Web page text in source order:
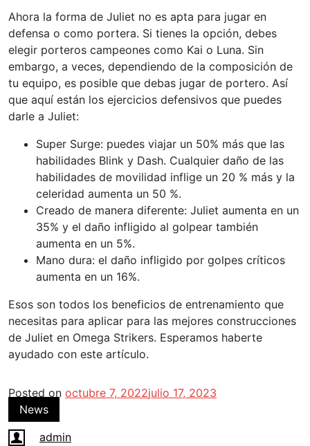
Ahora la forma de Juliet no es apta para jugar en
defensa o como portera. Si tienes la opción, debes
elegir porteros campeones como Kai o Luna. Sin
embargo, a veces, dependiendo de la composición de
tu equipo, es posible que debas jugar de portero. Así
que aquí están los ejercicios defensivos que puedes
darle a Juliet:
Super Surge: puedes viajar un 50% más que las
habilidades Blink y Dash. Cualquier daño de las
habilidades de movilidad inflige un 20 % más y la
celeridad aumenta un 50 %.
Creado de manera diferente: Juliet aumenta en un
35% y el daño infligido al golpear también
aumenta en un 5%.
Mano dura: el daño infligido por golpes críticos
aumenta en un 16%.
Esos son todos los beneficios de entrenamiento que
necesitas para aplicar para las mejores construcciones
de Juliet en Omega Strikers. Esperamos haberte
ayudado con este artículo.
Posted on octubre 7, 2022julio 17, 2023
News
admin